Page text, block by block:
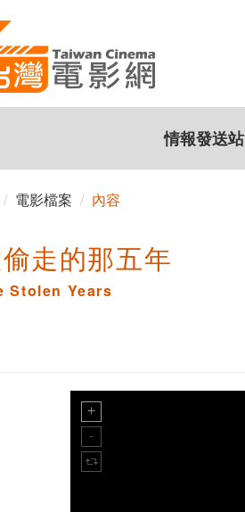
情報發送站
電影檔案 內容
走的那五年
Stolen Years